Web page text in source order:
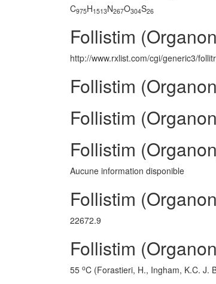
C975H1513N267O304S26
Follistim
http://www.rxlist.com/cgi/generic3/
Follistim
Follistim
Follistim
Aucune information disponible
Follistim
22672.9
Follistim
55 oC (Forastieri, H., Ingham, K.C. J.